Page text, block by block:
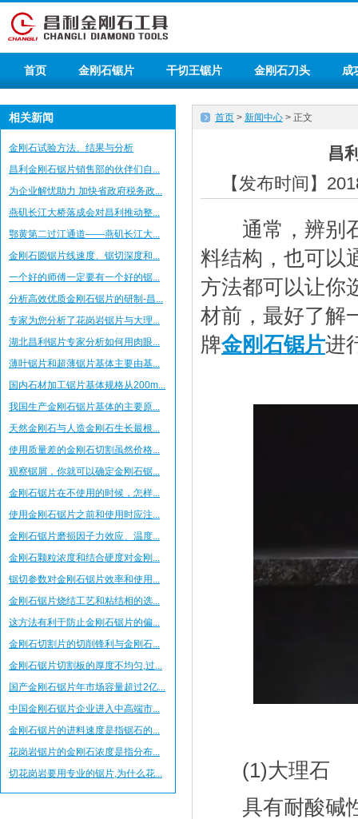
首页 金刚石锯片 干切王锯片 金刚石刀头 成
相关新闻
金刚石试验方法、结果与分析
昌利金刚石锯片销售部的伙伴们自...
为企业解忧助力 加快省政府税务政...
燕矶长江大桥落成会对昌利推动整...
鄂黄第二过江通道——燕矶长江大...
金刚石圆锯片线速度、锯切深度和...
一个好的师傅一定要有一个好的锯...
分析高效优质金刚石锯片的研制-昌...
专家为您分析了花岗岩锯片与大理...
湖北昌利锯片专家分析如何用肉眼...
薄叶锯片和超薄锯片基体主要由基...
国内石材加工锯片基体规格从200m...
我国生产金刚石锯片基体的主要原...
天然金刚石与人造金刚石生长最根...
使用质量差的金刚石切割虽然价格...
观察锯屑，你就可以确定金刚石锯...
金刚石锯片在不使用的时候，怎样...
使用金刚石锯片之前和使用时应注...
金刚石锯片磨损因子力效应、温度...
金刚石颗粒浓度和结合硬度对金刚...
锯切参数对金刚石锯片效率和使用...
金刚石锯片烧结工艺和粘结相的选...
这方法有利于防止金刚石锯片的偏...
金刚石切割片的切削锋利与金刚石...
金刚石锯片切割板的厚度不均匀,过...
国产金刚石锯片年市场容量超过2亿...
中国金刚石锯片企业进入中高端市...
金刚石锯片的进料速度是指锯石的...
花岗岩锯片的金刚石浓度是指分布...
切花岗岩要用专业的锯片,为什么花...
首页 > 新闻中心 > 正文
昌
【发布时间】
通常，辨别石
料结构，也可以
方法都可以让你
材前，最好了解
牌金刚石锯片进
(1)大理石
具有耐酸碱性